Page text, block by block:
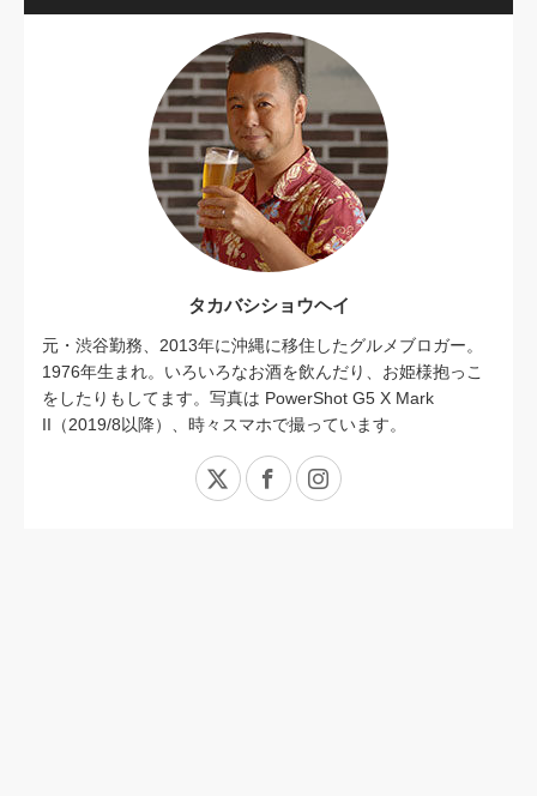
タカバシショウヘイ
元・渋谷勤務、2013年に沖縄に移住したグルメブロガー。
1976年生まれ。いろいろなお酒を飲んだり、お姫様抱っこ
をしたりもしてます。写真は PowerShot G5 X Mark
II（2019/8以降）、時々スマホで撮っています。
X FacebookInstagram